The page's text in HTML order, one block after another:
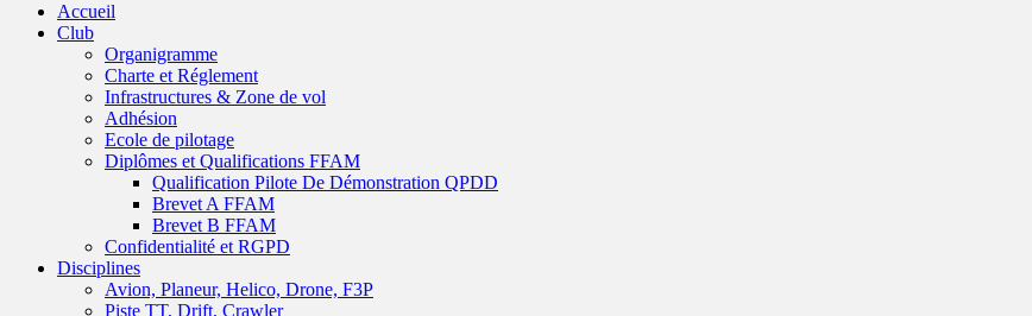
Accueil
Club
Organigramme
Charte et Réglement
Infrastructures & Zone de vol
Adhésion
Ecole de pilotage
Diplômes et Qualifications FFAM
Qualification Pilote De Démonstration QPDD
Brevet A FFAM
Brevet B FFAM
Confidentialité et RGPD
Disciplines
Avion, Planeur, Helico, Drone, F3P
Piste TT, Drift, Crawler